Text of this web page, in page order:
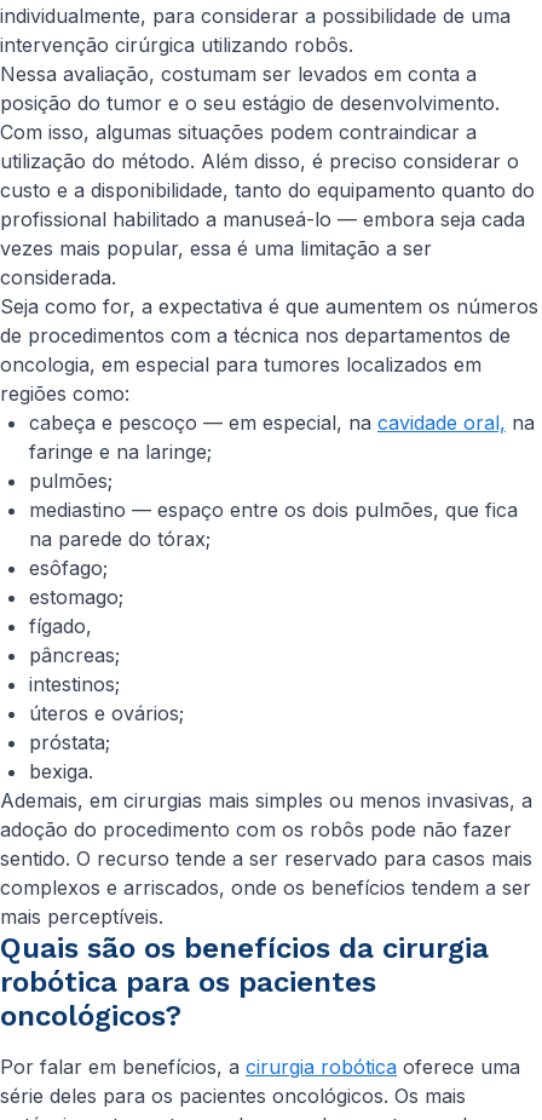
individualmente, para considerar a possibilidade de uma
intervenção cirúrgica utilizando robôs.
Nessa avaliação, costumam ser levados em conta a
posição do tumor e o seu estágio de desenvolvimento.
Com isso, algumas situações podem contraindicar a
utilização do método. Além disso, é preciso considerar o
custo e a disponibilidade, tanto do equipamento quanto do
profissional habilitado a manuseá-lo — embora seja cada
vezes mais popular, essa é uma limitação a ser
considerada.
Seja como for, a expectativa é que aumentem os números
de procedimentos com a técnica nos departamentos de
oncologia, em especial para tumores localizados em
regiões como:
cabeça e pescoço — em especial, na cavidade oral, na
faringe e na laringe;
pulmões;
mediastino — espaço entre os dois pulmões, que fica
na parede do tórax;
esôfago;
estomago;
fígado,
pâncreas;
intestinos;
úteros e ovários;
próstata;
bexiga.
Ademais, em cirurgias mais simples ou menos invasivas, a
adoção do procedimento com os robôs pode não fazer
sentido. O recurso tende a ser reservado para casos mais
complexos e arriscados, onde os benefícios tendem a ser
mais perceptíveis.
Quais são os benefícios da cirurgia
robótica para os pacientes
oncológicos?
Por falar em benefícios, a cirurgia robótica oferece uma
série deles para os pacientes oncológicos. Os mais